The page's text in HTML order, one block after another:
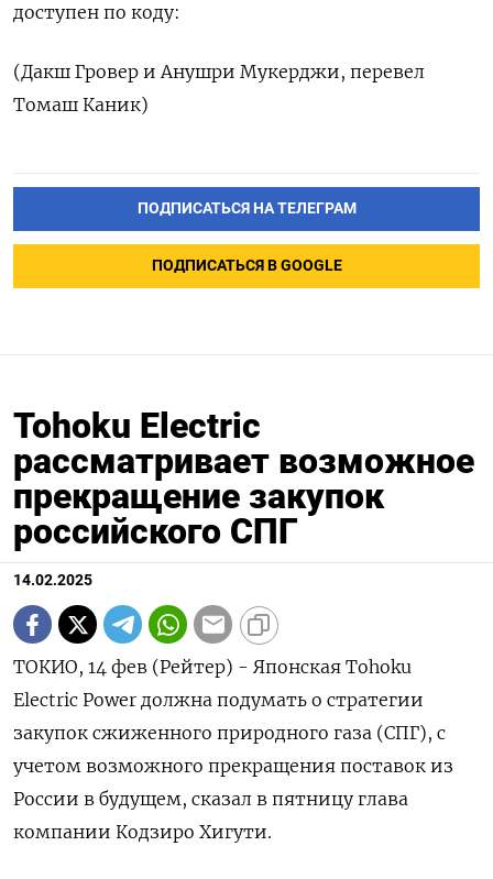
доступен по коду:
(Дакш Гровер и Анушри Мукерджи, перевел
Томаш Каник)
ПОДПИСАТЬСЯ НА ТЕЛЕГРАМ
ПОДПИСАТЬСЯ В GOOGLE
Tohoku Electric
рассматривает возможное
прекращение закупок
российского СПГ
14.02.2025
ТОКИО, 14 фев (Рейтер) - Японская Tohoku
Electric Power должна подумать о стратегии
закупок сжиженного природного газа (СПГ), с
учетом возможного прекращения поставок из
России в будущем, сказал в пятницу глава
компании Кодзиро Хигути.